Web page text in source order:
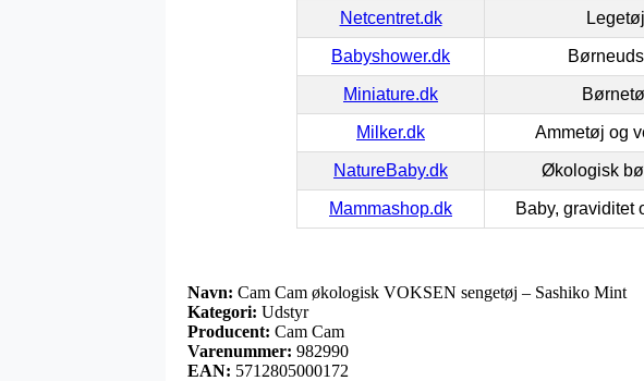
Netcentret.dk Legetøj
Babyshower.dk
Miniature.dk
Milker.dk Ammetøj og
NatureBaby.dk Økologisk
Mammashop.dk Baby, graviditet
Navn: Cam Cam økologisk VOKSEN sengetøj – Sashiko Mint
Kategori: Udstyr
Producent: Cam Cam
Varenummer: 982990
EAN: 5712805000172